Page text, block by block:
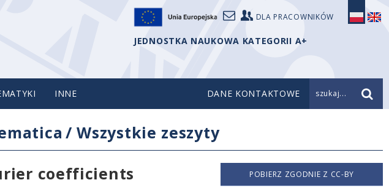
DLA PRACOWNIKÓW
JEDNOSTKA NAUKOWA KATEGORII A+
INNE DANE KONTAKTOWE szukaj...
/Wszystkie zeszyty
coefficients
POBIERZ ZGODNIE Z CC-BY